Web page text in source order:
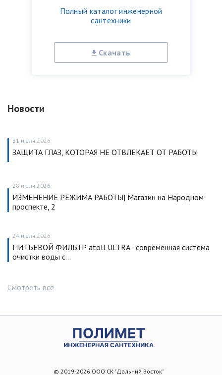
Полный каталог инженерной
сантехники
Скачать
Новости
31 июля 2026
ЗАЩИТА ГЛАЗ, КОТОРАЯ НЕ ОТВЛЕКАЕТ ОТ РАБОТЫ
28 июля 2026
ИЗМЕНЕНИЕ РЕЖИМА РАБОТЫ| Магазин на Народном
проспекте, 2
24 июля 2026
ПИТЬЕВОЙ ФИЛЬТР atoll ULTRA - современная система
очистки воды с…
Смотреть все
© 2019-2026 ООО СК "Дальний Восток"